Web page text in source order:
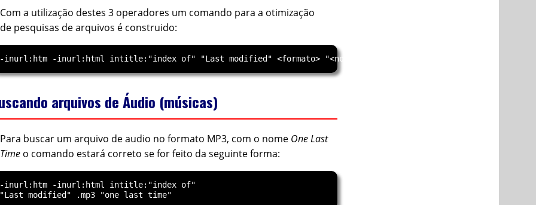
Com a utilização destes 3 operadores um comando para a otimização
de pesquisas de arquivos é construido:
arquivos de Áudio (músicas)
Para buscar um arquivo de audio no formato MP3, com o nome One Last
Time o comando estará correto se for feito da seguinte forma:
-inurl:htm -inurl:html intitle:"index of"